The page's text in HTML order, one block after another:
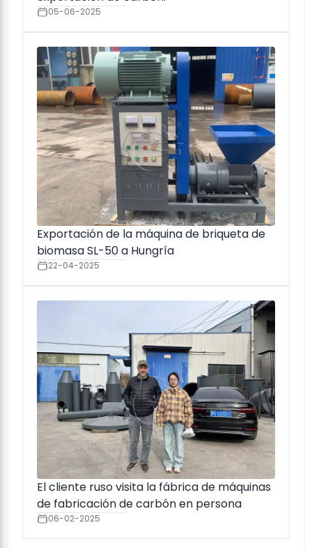
05-06-2025
Exportación de la máquina de briqueta de
biomasa SL-50 a Hungría
22-04-2025
El cliente ruso visita la fábrica de máquinas
de fabricación de carbón en persona
06-02-2025